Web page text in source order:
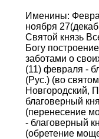
Именины:
ноября
Святой князь
Богу
заботами о
(11) февраля -
(Рус.) (во
Новгородский,
благоверный
(перенесение
- благоверный
(обретение